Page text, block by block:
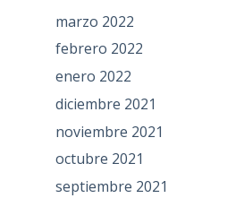
marzo 2022
febrero 2022
enero 2022
diciembre 2021
noviembre 2021
octubre 2021
septiembre 2021